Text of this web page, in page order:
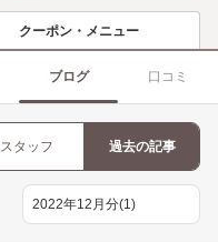
クーポン・メニュー
ブログ 口コミ
スタッフ 過去の記事